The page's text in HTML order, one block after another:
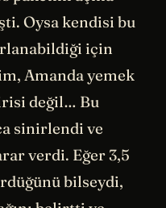
Oysa kendisi bu
için
Amanda yemek
değil… Bu
sinirlendi ve
verdi. Eğer 3,5
bilseydi,